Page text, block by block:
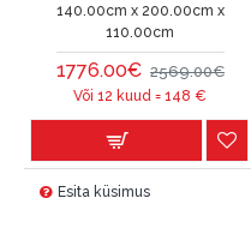
140.00cm x 200.00cm x
110.00cm
1776.00€ 2569.00€
Või 12 kuud =148 €
Esita küsimus